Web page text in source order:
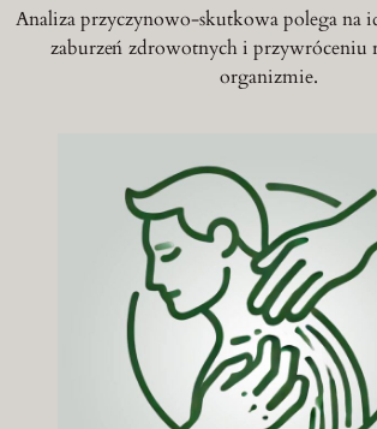
Analiza przyczynowo-skutkowa polega na
zaburzeń zdrowotnych i
organizmie.